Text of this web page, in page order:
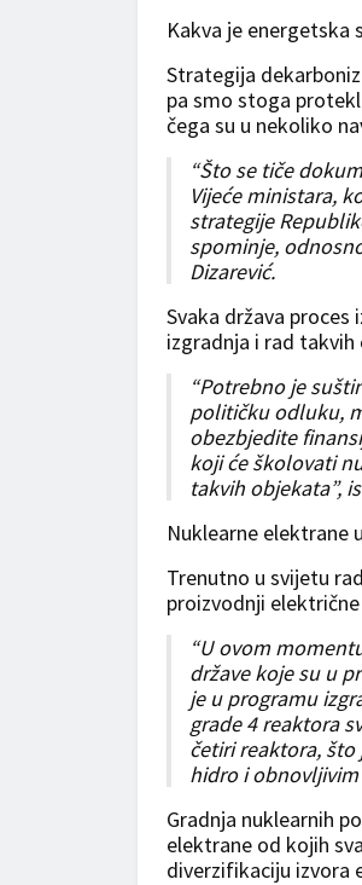
Kakva je energetska
Strategija
pa smo stoga
čega su u nekoliko
“Što se tiče
Vijeće ministara,
strategije
spominje,
Dizarević.
Svaka država
izgradnja i rad
“Potrebno je
političku odluku,
obezbjedite
koji će školovati
takvih objekata”,
Nuklearne elektrane
Trenutno u svijetu
proizvodnji
“U ovom
države koje su u
je u programu
grade 4 reaktora
četiri reaktora,
hidro i
Gradnja nuklearnih
elektrane od kojih
diverzifikaciju izvora